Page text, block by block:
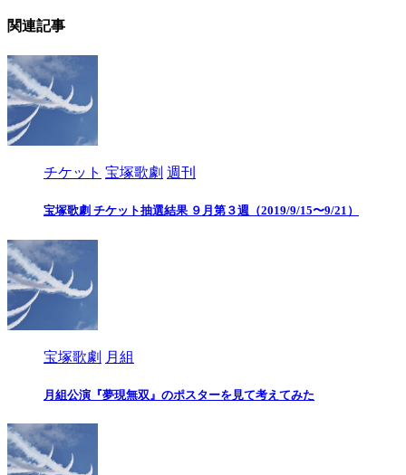
関連記事
チケット 宝塚歌劇 週刊
宝塚歌劇 チケット抽選結果 ９月第３週（2019/9/15〜9/21）
宝塚歌劇 月組
月組公演『夢現無双』のポスターを見て考えてみた